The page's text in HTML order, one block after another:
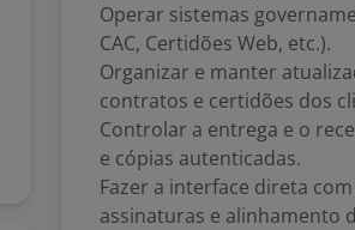
Operar sistemas
CAC, Certidões Web, etc.).
Organizar e manter
contratos e certidões dos
Controlar a entrega e o
e cópias autenticadas.
Fazer a interface direta
assinaturas e alinhamento